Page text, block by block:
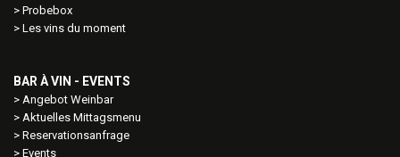
Probebox
Les vins du moment
BAR À VIN - EVENTS
Angebot Weinbar
Aktuelles Mittagsmenu
Reservationsanfrage
Events